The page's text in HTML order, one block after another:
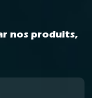
nos produits,